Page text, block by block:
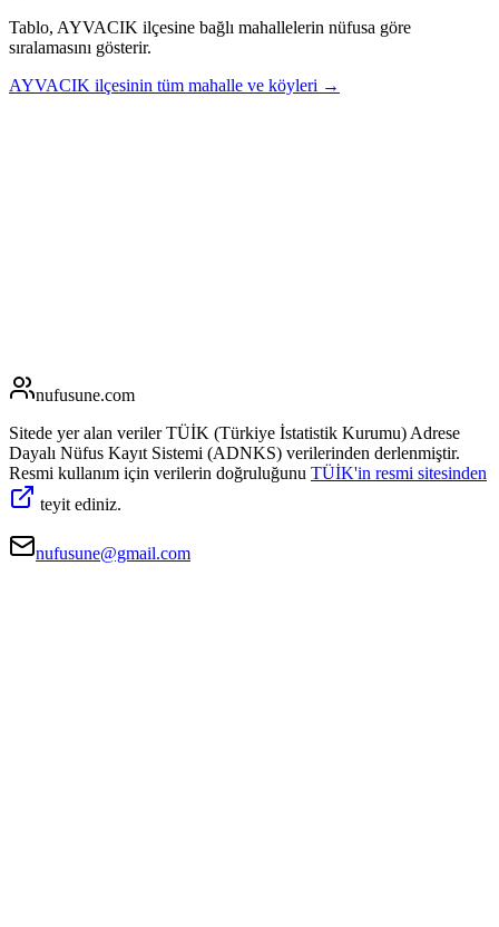
Tablo, AYVACIK ilçesine bağlı mahallelerin nüfusa göre
sıralamasını gösterir.
AYVACIK ilçesinin tüm mahalle ve köyleri →
nufusune.com
Sitede yer alan veriler TÜİK (Türkiye İstatistik Kurumu) Adrese
Dayalı Nüfus Kayıt Sistemi (ADNKS) verilerinden derlenmiştir.
Resmi kullanım için verilerin doğruluğunu TÜİK'in resmi sitesinden
teyit ediniz.
nufusune@gmail.com